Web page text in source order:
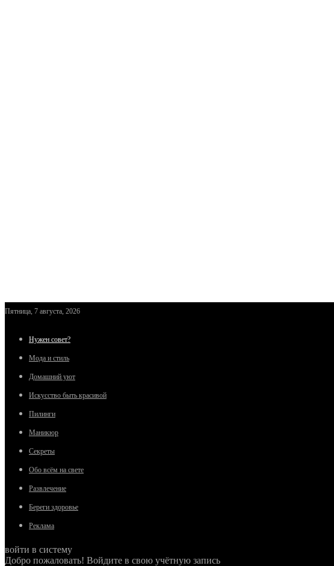
Пятница, 7 августа, 2026
Нужен совет?
Мода и стиль
Домашний уют
Искусство быть красивой
Пилинги
Маникюр
Секреты
Обо всём на свете
Развлечение
Береги здоровье
Реклама
войти в систему
Добро пожаловать! Войдите в свою учётную запись